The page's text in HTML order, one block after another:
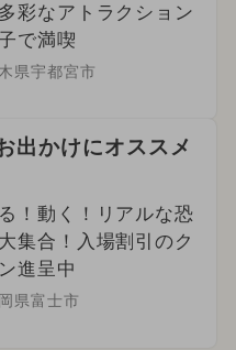
彩なアトラクション
で満喫
県宇都宮市
出かけにオススメ
！動く！リアルな恐
集合！入場割引のク
進呈中
県富士市